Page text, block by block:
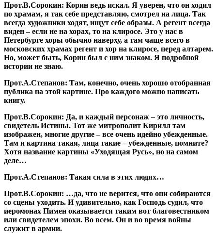
Прот.В.Сорокин: Корин ведь искал. Я уверен, что он ходил
по храмам, я так себе представляю, смотрел на лица. Так
всегда художники ходят, ищут себе образы. А регент всегда
виден – если не на хорах, то на клиросе. Это у нас в
Петербурге хоры обычно наверху, а там чаще всего в
московских храмах регент и хор на клиросе, перед алтарем.
Но, может быть, Корин был с ним знаком. Я подробной
истории не знаю.
Прот.А.Степанов: Там, конечно, очень хорошо отобранная
публика на этой картине. Про каждого можно написать
книгу.
Прот.В.Сорокин: Да, и каждый персонаж – это личность,
свидетель Истины. Тот же митрополит Кирилл там
изображен, многие другие – все очень идейно убежденные.
Там и картина такая, лица такие – убежденные, помните?
Хотя название картины «Уходящая Русь», но на самом
деле…
Прот.А.Степанов: Такая сила в этих людях…
Прот.В.Сорокин: …да, что не верится, что они собираются
со сцены уходить. И удивительно, как Господь судил, что
иеромонах Пимен оказывается таким вот благовестником
или свидетелем эпохи. Во всем. Он и во время войны
служит в армии.